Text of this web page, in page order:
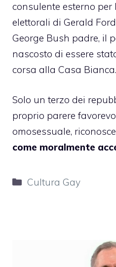
consulente esterno per
elettorali di Gerald
George Bush padre, il
nascosto di essere
corsa alla Casa Bianca.
Solo un terzo dei
proprio parere
omosessuale,
come moralmente
Categorie
Cultura Gay